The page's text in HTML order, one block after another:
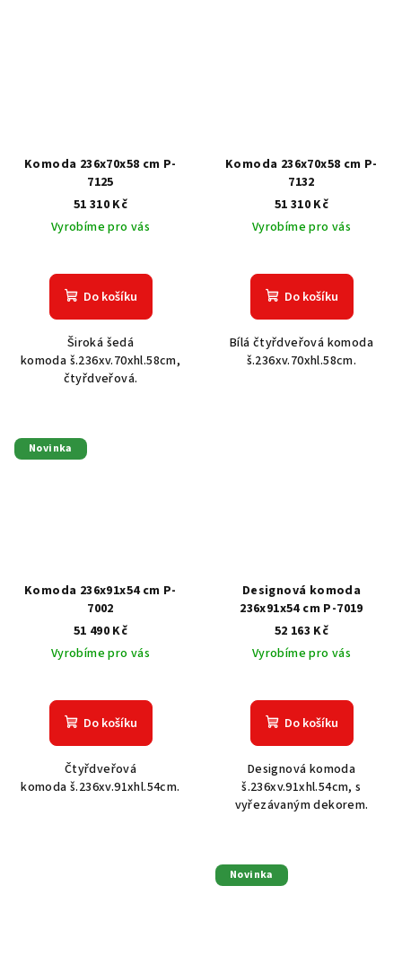
Komoda 236x70x58 cm P-
7125
51 310 Kč
Vyrobíme pro vás
Do košíku
Široká šedá
komoda š.236xv.70xhl.58cm,
čtyřdveřová.
Komoda 236x70x58 cm P-
7132
51 310 Kč
Vyrobíme pro vás
Do košíku
Bílá čtyřdveřová komoda
š.236xv.70xhl.58cm.
Novinka
Komoda 236x91x54 cm P-
7002
51 490 Kč
Vyrobíme pro vás
Do košíku
Čtyřdveřová
komoda š.236xv.91xhl.54cm.
Designová komoda
236x91x54 cm P-7019
52 163 Kč
Vyrobíme pro vás
Do košíku
Designová komoda
š.236xv.91xhl.54cm, s
vyřezávaným dekorem.
Novinka